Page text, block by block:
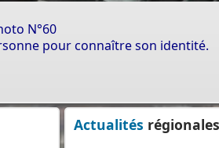
N°60
pour connaître son identité.
Actualités régionales